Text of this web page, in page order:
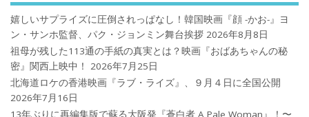
嬉しいサプライズに圧倒されっぱなし！韓国映画『顔 -かお-』ヨ
ン・サンホ監督、パク・ジョンミン舞台挨拶 2026年8月8日
祖母が残した113通の手紙の真実とは？映画『おばあちゃんの秘
密』関西上映中！
2026年7月25日
北海道ロケの香港映画『ラブ・ライズ』、９月４日に全国公開
2026年7月16日
13年ぶりに再編集版で蘇る大阪発『蒼白者 A Pale Woman』！〜